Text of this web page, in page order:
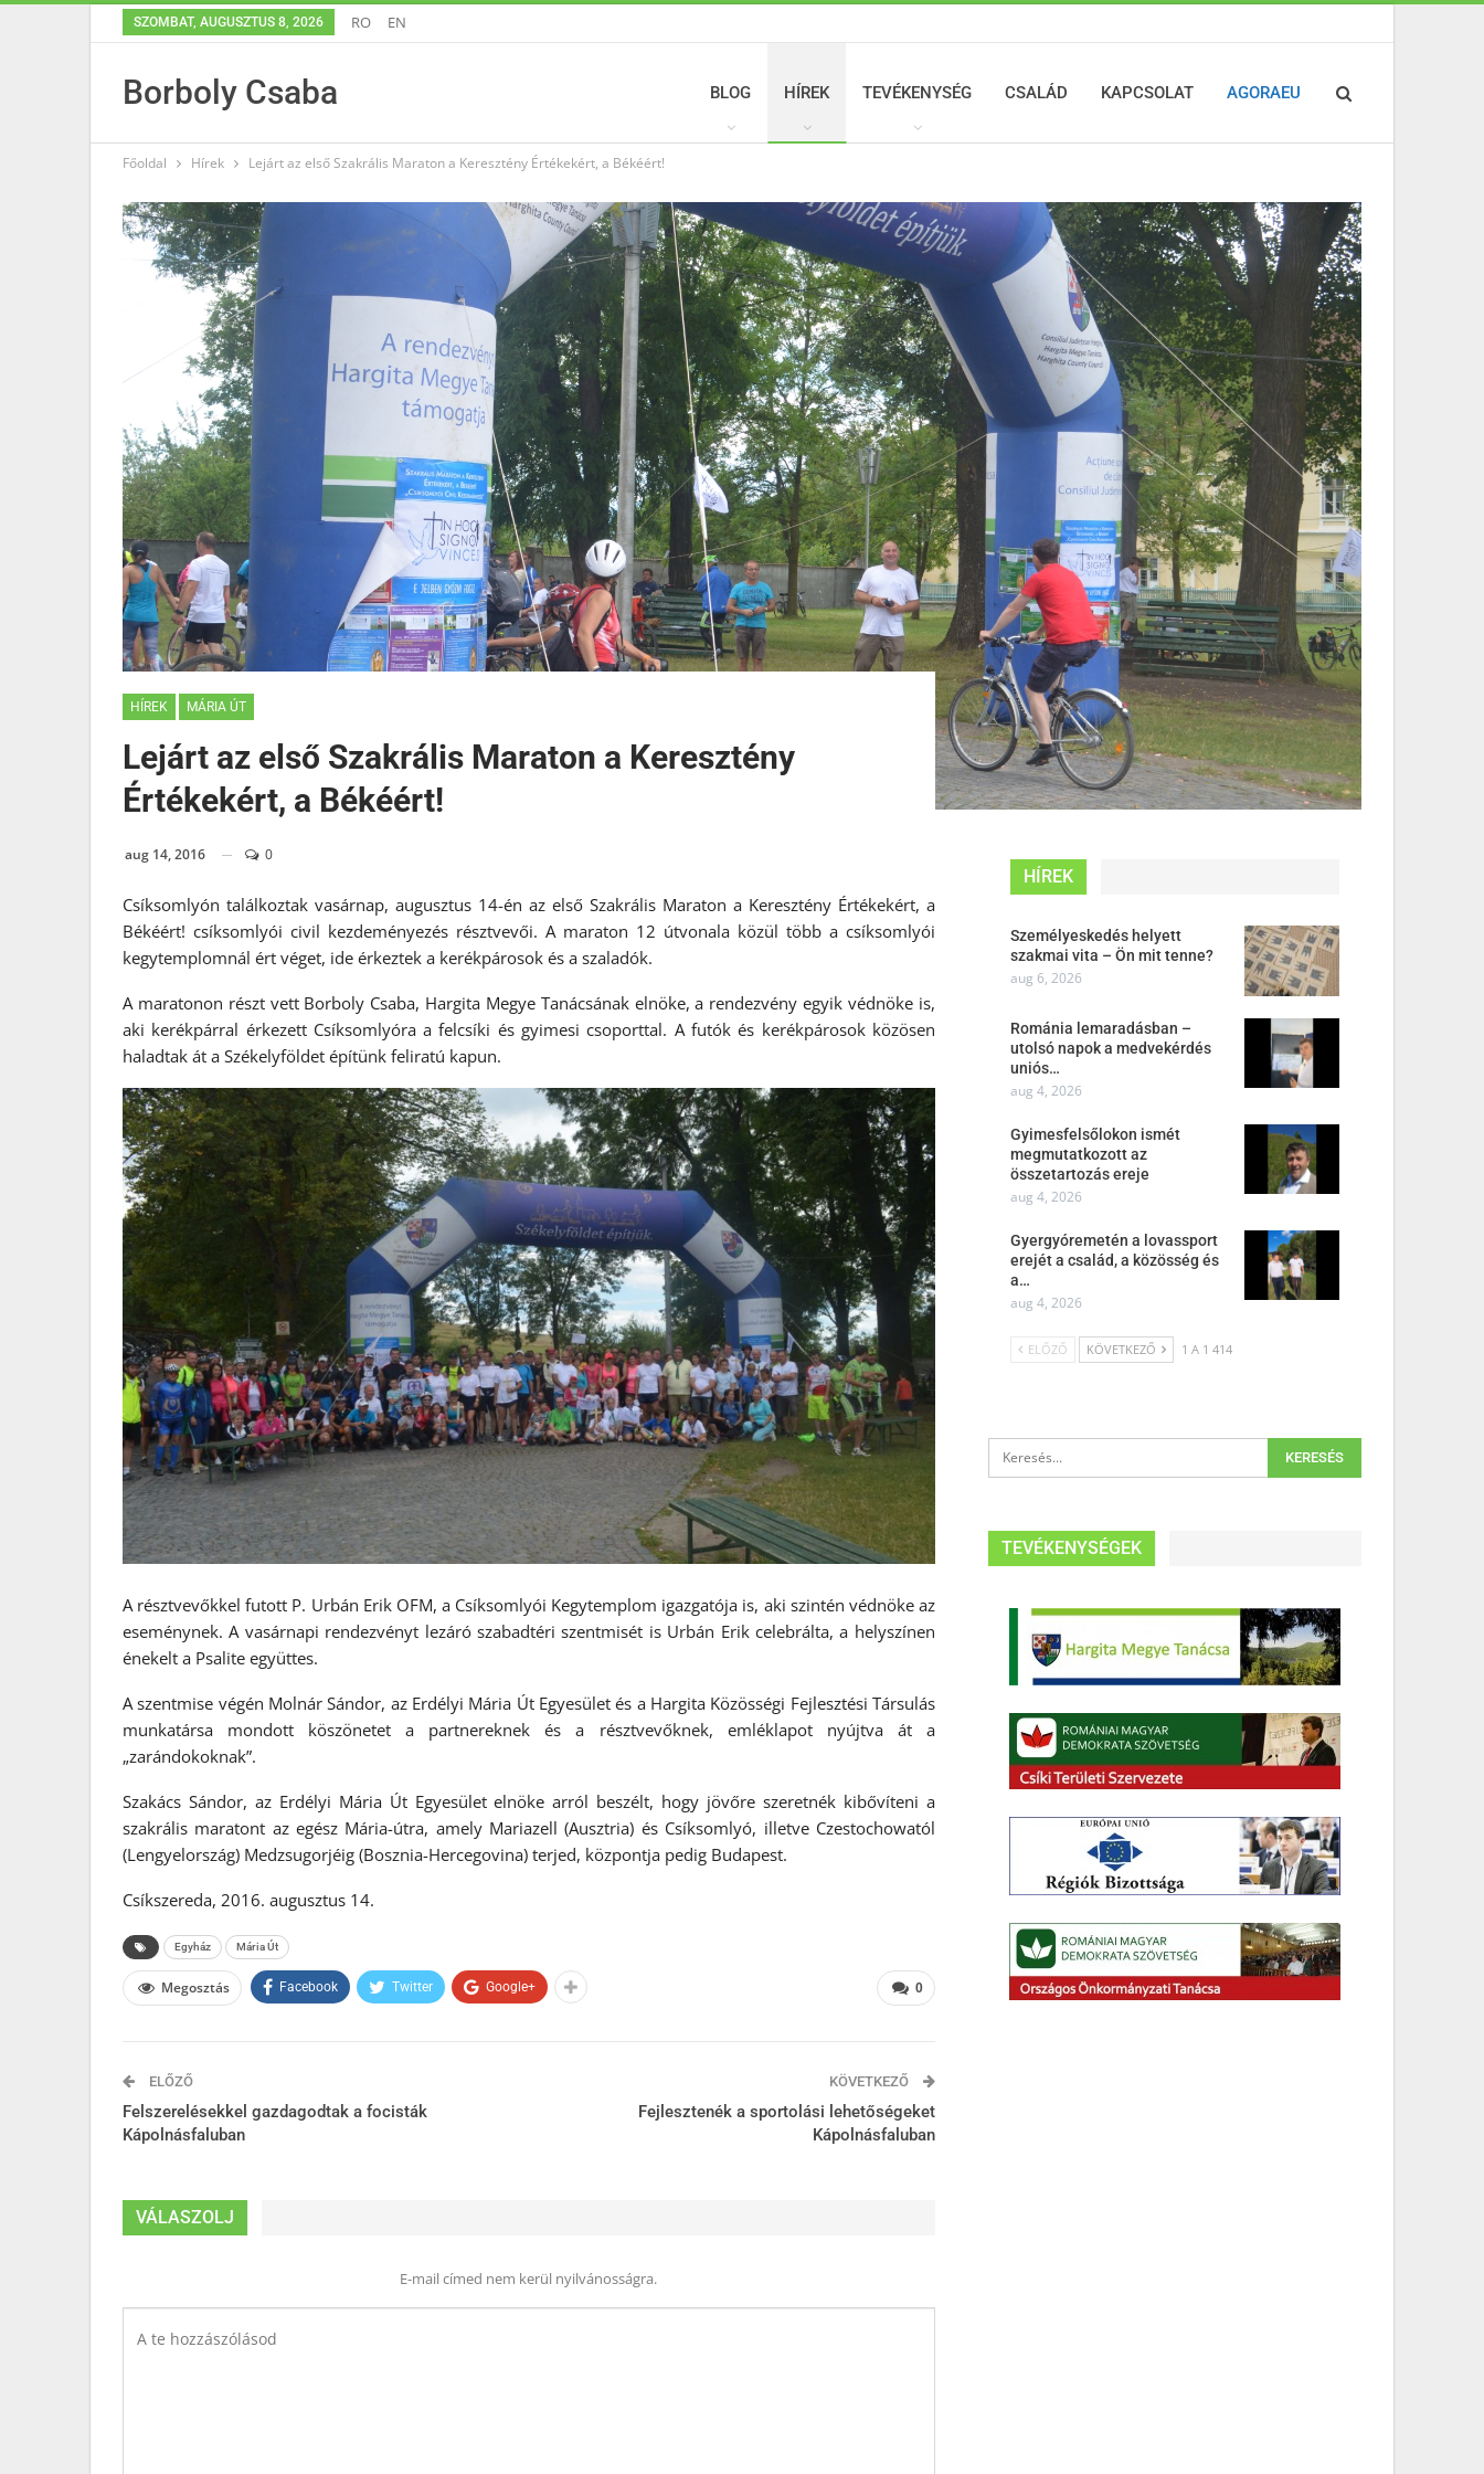
SZOMBAT, AUGUSZTUS 8, 2026 RO EN
Borboly Csaba BLOG HÍREK TEVÉKENYSÉG CSALÁD KAPCSOLAT AGORAEU
Főoldal Hírek Lejárt az első Szakrális Maraton a Keresztény Értékekért, a Békéért!
HÍREK MÁRIA ÚT
Lejárt az első Szakrális Maraton a Keresztény
Értékekért, a Békéért!
aug 14, 2016 0
Csíksomlyón találkoztak vasárnap, augusztus 14-én az első Szakrális Maraton a Keresztény Értékekért, a
Békéért! csíksomlyói civil kezdeményezés résztvevői. A maraton 12 útvonala közül több a csíksomlyói
kegytemplomnál ért véget, ide érkeztek a kerékpárosok és a szaladók.
A maratonon részt vett Borboly Csaba, Hargita Megye Tanácsának elnöke, a rendezvény egyik védnöke is,
aki kerékpárral érkezett Csíksomlyóra a felcsíki és gyimesi csoporttal. A futók és kerékpárosok közösen
haladtak át a Székelyföldet építünk feliratú kapun.
A résztvevőkkel futott P. Urbán Erik OFM, a Csíksomlyói Kegytemplom igazgatója is, aki szintén védnöke az
eseménynek. A vasárnapi rendezvényt lezáró szabadtéri szentmisét is Urbán Erik celebrálta, a helyszínen
énekelt a Psalite együttes.
A szentmise végén Molnár Sándor, az Erdélyi Mária Út Egyesület és a Hargita Közösségi Fejlesztési Társulás
munkatársa mondott köszönetet a partnereknek és a résztvevőknek, emléklapot nyújtva át a
„zarándokoknak”.
Szakács Sándor, az Erdélyi Mária Út Egyesület elnöke arról beszélt, hogy jövőre szeretnék kibővíteni a
szakrális maratont az egész Mária-útra, amely Mariazell (Ausztria) és Csíksomlyó, illetve Czestochowatól
(Lengyelország) Medzsugorjéig (Bosznia-Hercegovina) terjed, központja pedig Budapest.
Csíkszereda, 2016. augusztus 14.
Egyház Mária Út
0
Megosztás Facebook Twitter Google+
ELŐZŐ
Felszerelésekkel gazdagodtak a focisták
Kápolnásfaluban
KÖVETKEZŐ
Fejlesztenék a sportolási lehetőségeket
Kápolnásfaluban
VÁLASZOLJ
E-mail címed nem kerül nyilvánosságra.
HÍREK
Személyeskedés helyett
szakmai vita – Ön mit tenne?
aug 6, 2026
Románia lemaradásban –
utolsó napok a medvekérdés
uniós…
aug 4, 2026
Gyimesfelsőlokon ismét
megmutatkozott az
összetartozás ereje
aug 4, 2026
Gyergyóremetén a lovassport
erejét a család, a közösség és
a…
aug 4, 2026
ELŐZŐ KÖVETKEZŐ 1 A 1 414
TEVÉKENYSÉGEK